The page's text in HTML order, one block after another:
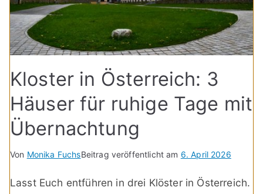
Kloster in Österreich: 3
Häuser für ruhige Tage mit
Übernachtung
Von Monika FuchsBeitrag veröffentlicht am 6. April 2026
Lasst Euch entführen in drei Klöster in Österreich.